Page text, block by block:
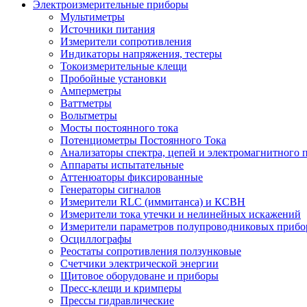
Электроизмерительные приборы
Мультиметры
Источники питания
Измерители сопротивления
Индикаторы напряжения, тестеры
Токоизмерительные клещи
Пробойные установки
Амперметры
Ваттметры
Вольтметры
Мосты постоянного тока
Потенциометры Постоянного Тока
Анализаторы спектра, цепей и электромагнитного
Аппараты испытательные
Аттенюаторы фиксированные
Генераторы сигналов
Измерители RLC (иммитанса) и КСВН
Измерители тока утечки и нелинейных искажений
Измерители параметров полупроводниковых
Осциллографы
Реостаты сопротивления ползунковые
Счетчики электрической энергии
Щитовое оборудоване и приборы
Пресс-клещи и кримперы
Прессы гидравлические